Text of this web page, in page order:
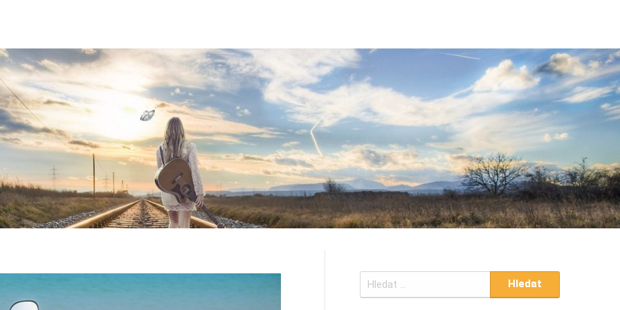
Vyhledávání